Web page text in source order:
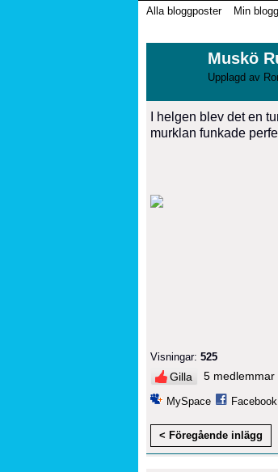
Alla bloggposter Min blogg
Muskö
Upplagd av
I helgen blev det en
murklan funkade
Visningar: 525
Gilla 5 medlemmar
MySpace Facebook
< Föregående inlägg